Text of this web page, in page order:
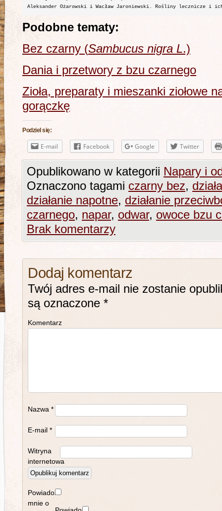
Aleksander Ożarowski i Wacław Jaroniewski. Rośliny lecznicze i
Podobne tematy:
Bez czarny (Sambucus nigra L.)
Dania i przetwory z bzu czarnego
Zioła, preparaty i mieszanki ziołowe
gorączkę
Podziel się:
E-mail Facebook Google Twitter
Opublikowano w kategorii Napary i
Oznaczono tagami czarny bez,
działanie napotne, działanie
czarnego, napar, odwar, owoce bzu
Brak komentarzy
Dodaj komentarz
Twój adres e-mail nie zostanie
są oznaczone *
Komentarz
Nazwa *
E-mail *
Witryna
internetowa
Powiadom
mnie o